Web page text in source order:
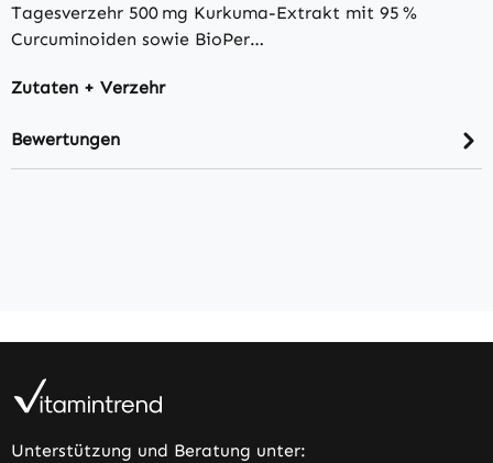
Tagesverzehr 500 mg Kurkuma-Extrakt mit 95 %
Curcuminoiden sowie BioPer…
Zutaten + Verzehr
Bewertungen
Unterstützung und Beratung unter: